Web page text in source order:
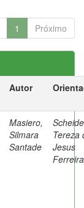
1 Próximo
Autor
Masiero,
Silmara
Santade
Tereza
Jesus
Ferreira